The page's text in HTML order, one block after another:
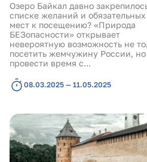
Озеро Байкал давно
списке желаний и обязательных
мест к посещению? «Природа
БЕЗопасности» открывает
невероятную возможность не
посетить жемчужину России,
провести время с...
08.03.2025 — 11.05.2025